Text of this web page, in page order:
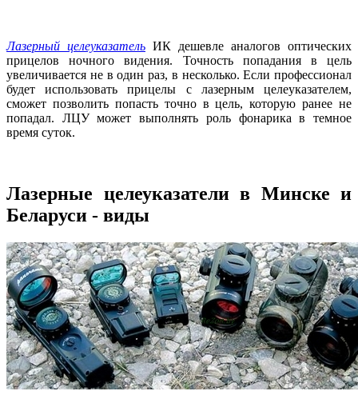
Лазерный целеуказатель ИК дешевле аналогов оптических
прицелов ночного видения. Точность попадания в цель
увеличивается не в один раз, в несколько. Если профессионал
будет использовать прицелы с лазерным целеуказателем,
сможет позволить попасть точно в цель, которую ранее не
попадал. ЛЦУ может выполнять роль фонарика в темное
время суток.
Лазерные целеуказатели в Минске и
Беларуси - виды